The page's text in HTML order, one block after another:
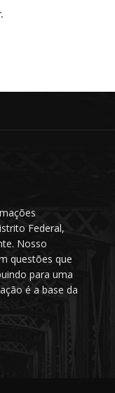
Federal,
Nosso
questões que
para uma
é a base da